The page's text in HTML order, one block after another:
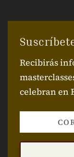
Recibirás
celebran en